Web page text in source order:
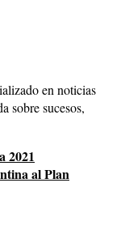
en noticias
sobre sucesos,
2021
al Plan